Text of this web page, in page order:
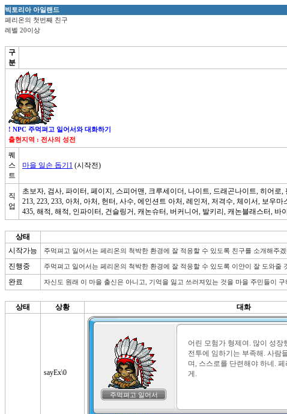
빅토리아 아일랜드
페리온의 첫번째 친구
레벨 20이상
구
분
! NPC 주먹펴고 일어서와 대화하기
출현지역 : 전사의 성전
퀘
스
트
마을 일손 돕기1 (시작전)
직
업
초보자, 검사, 파이터, 페이지, 스피어맨, 크루세이더, 나이트, 드래곤나이트, 히어
213, 223, 233, 아처, 아처, 헌터, 사수, 에인션트 아처, 레인저, 저격수, 체이서, 보우
435, 해적, 해적, 인파이터, 건슬링거, 캐논슈터, 버커니어, 발키리, 캐논블래스터, 바
상태
시작가능
주먹펴고 일어서는 페리온의 척박한 환경에 잘 적응할 수 있도록 친구를 소개해주겠
진행중 주먹펴고 일어서는 페리온의 척박한 환경에 잘 적응할 수 있도록 이얀이 잘 도와줄
완료 자신도 원래 이 마을 출신은 아니고, 기억을 잃고 쓰러져있는 것을 마을 주민들이
상태 상황 대화
sayEx\0
주먹펴고 일어서
어린 모험가 형제여. 많이 성장
전투에 임하기는 부족해. 사람
며, 스스로를 단련해야 하네.
게.